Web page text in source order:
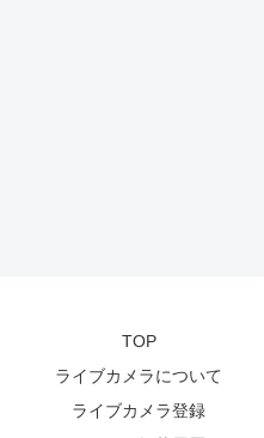
TOP
ライブカメラについて
ライブカメラ登録